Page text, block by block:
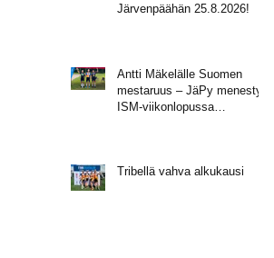
Järvenpäähän 25.8.2026!
Antti Mäkelälle Suomen
mestaruus – JäPy menestyi
ISM-viikonlopussa
Tribellä vahva alkukausi